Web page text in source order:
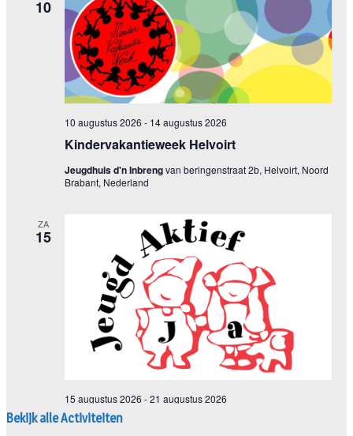
Bekijk alle Activiteiten